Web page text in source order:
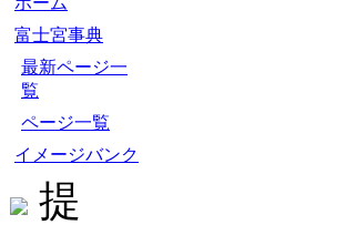
富士宮事典
最新ページ一
覧
ページ一覧
イメージバンク
提